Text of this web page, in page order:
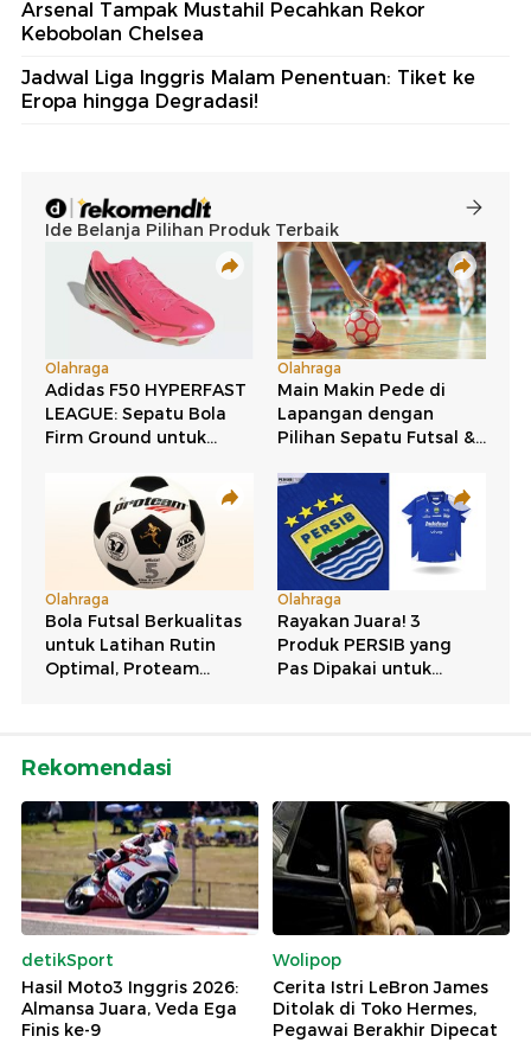
Arsenal Tampak Mustahil Pecahkan Rekor
Kebobolan Chelsea
Jadwal Liga Inggris Malam Penentuan: Tiket ke
Eropa hingga Degradasi!
Rekomendasi
detikSport
Hasil Moto3 Inggris 2026:
Almansa Juara, Veda Ega
Finis ke-9
Wolipop
Cerita Istri LeBron James
Ditolak di Toko Hermes,
Pegawai Berakhir Dipecat